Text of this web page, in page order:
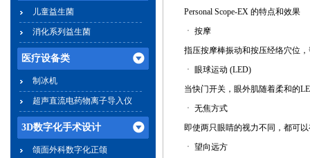
儿童益生菌
消化系列益生菌
医疗设备类
制冰机
超声直流电药物离子导入仪
3D数字化手术设计
颌面外科数字化正颌
Personal Scope-EX 的特点和效果
ㆍ 按摩
指压按摩棒振动和按压经络穴位
ㆍ 眼球运动 (LED)
当快门开关，眼外肌随着柔和的
ㆍ 无焦方式
即使两只眼睛的视力不同，都可
ㆍ 望向远方